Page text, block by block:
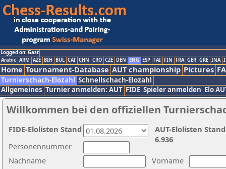
Logged on: Gast
Arabic ARM AZE BIH BUL CAT CHN CRO CZE DEN ENG ESP FAI FIN FRA GER GRE INA
Home Tournament-Database AUT championship Pictures
Turnierschach-Elozahl Schnellschach-Elozahl
Allgemeines Turnier anmelden: AUT FIDE Spieler anmelden Elo
Willkommen bei den offiziellen
Nachname
Vorname
Personennummer
AUT-Elolisten
6.936
FIDE-Elolisten Stand